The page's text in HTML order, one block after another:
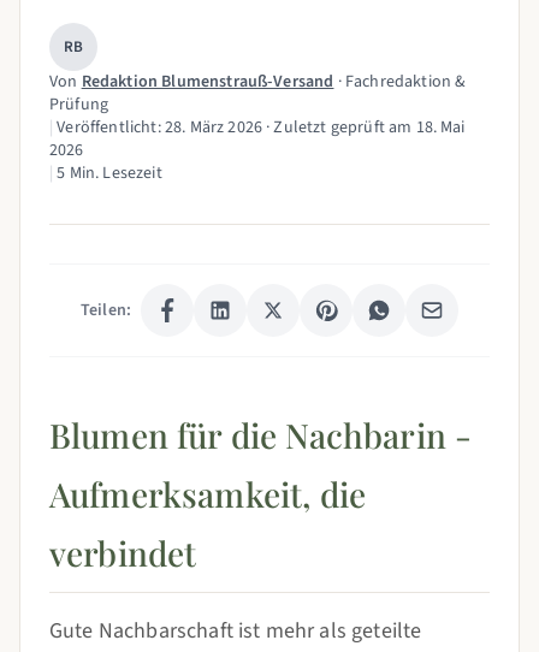
RB
VonRedaktion Blumenstrauß-Versand· Fachredaktion &
Prüfung
Veröffentlicht:28. März 2026 · Zuletzt geprüft am 18. Mai
2026
5 Min. Lesezeit
Teilen:
Blumen für die Nachbarin -
Aufmerksamkeit, die
verbindet
Gute Nachbarschaft ist mehr als geteilte